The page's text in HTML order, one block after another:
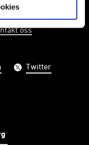
oss
Twitter